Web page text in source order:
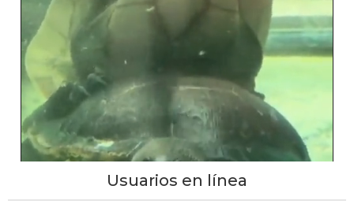
Usuarios en línea